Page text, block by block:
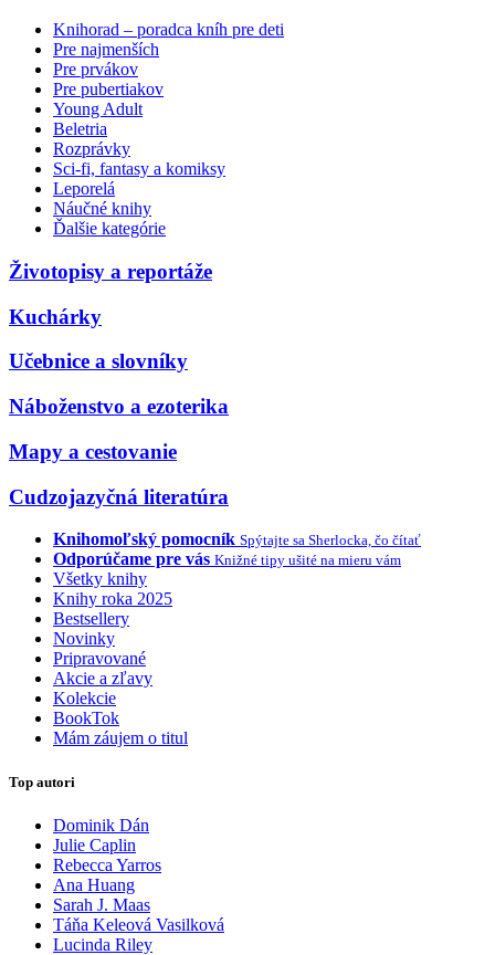
Knihorad – poradca kníh pre deti
Pre najmenších
Pre prvákov
Pre pubertiakov
Young Adult
Beletria
Rozprávky
Sci-fi, fantasy a komiksy
Leporelá
Náučné knihy
Ďalšie kategórie
Životopisy a reportáže
Kuchárky
Učebnice a slovníky
Náboženstvo a ezoterika
Mapy a cestovanie
Cudzojazyčná literatúra
Knihomoľský pomocník Spýtajte sa Sherlocka, čo čítať
Odporúčame pre vás Knižné tipy ušité na mieru vám
Všetky knihy
Knihy roka 2025
Bestsellery
Novinky
Pripravované
Akcie a zľavy
Kolekcie
BookTok
Mám záujem o titul
Top autori
Dominik Dán
Julie Caplin
Rebecca Yarros
Ana Huang
Sarah J. Maas
Táňa Keleová Vasilková
Lucinda Riley